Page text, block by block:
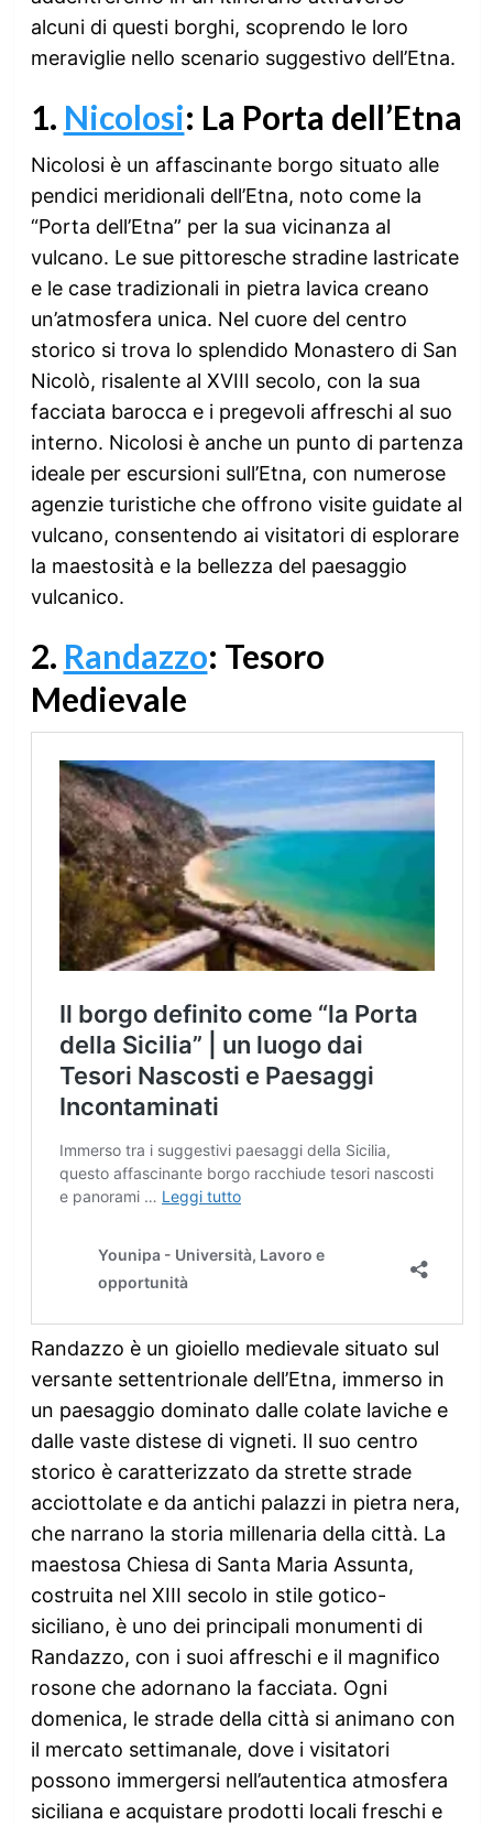
alcuni di questi borghi, scoprendo le loro
meraviglie nello scenario suggestivo dell’Etna.
1. Nicolosi: La Porta dell’Etna
Nicolosi è un affascinante borgo situato alle
pendici meridionali dell’Etna, noto come la
“Porta dell’Etna” per la sua vicinanza al
vulcano. Le sue pittoresche stradine lastricate
e le case tradizionali in pietra lavica creano
un’atmosfera unica. Nel cuore del centro
storico si trova lo splendido Monastero di San
Nicolò, risalente al XVIII secolo, con la sua
facciata barocca e i pregevoli affreschi al suo
interno. Nicolosi è anche un punto di partenza
ideale per escursioni sull’Etna, con numerose
agenzie turistiche che offrono visite guidate al
vulcano, consentendo ai visitatori di esplorare
la maestosità e la bellezza del paesaggio
vulcanico.
2. Randazzo: Tesoro
Medievale
Randazzo è un gioiello medievale situato sul
versante settentrionale dell’Etna, immerso in
un paesaggio dominato dalle colate laviche e
dalle vaste distese di vigneti. Il suo centro
storico è caratterizzato da strette strade
acciottolate e da antichi palazzi in pietra nera,
che narrano la storia millenaria della città. La
maestosa Chiesa di Santa Maria Assunta,
costruita nel XIII secolo in stile gotico-
siciliano, è uno dei principali monumenti di
Randazzo, con i suoi affreschi e il magnifico
rosone che adornano la facciata. Ogni
domenica, le strade della città si animano con
il mercato settimanale, dove i visitatori
possono immergersi nell’autentica atmosfera
siciliana e acquistare prodotti locali freschi e